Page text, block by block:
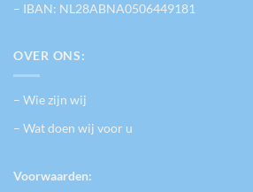
– IBAN: NL28ABNA0506449181
OVER ONS:
– Wie zijn wij
– Wat doen wij voor u
Voorwaarden: